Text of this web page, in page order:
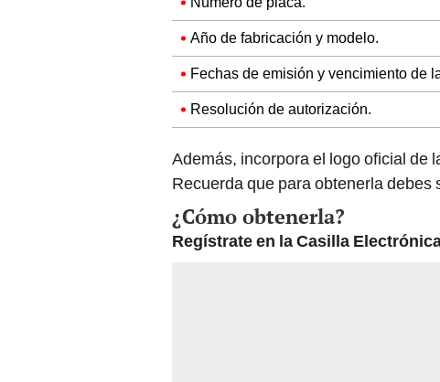
Año de fabricación y modelo.
Fechas de emisión y vencimiento de
Resolución de autorización.
Además, incorpora el logo oficial de
Recuerda que para obtenerla debes
¿Cómo obtenerla?
Regístrate en la Casilla